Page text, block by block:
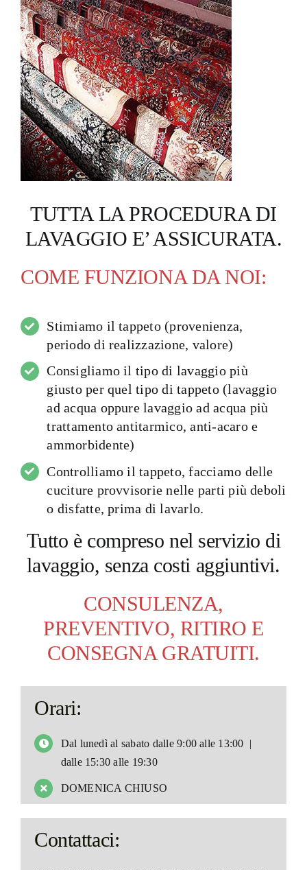
TUTTA LA PROCEDURA DI
LAVAGGIO E’ ASSICURATA.
COME FUNZIONA DA NOI:
Stimiamo il tappeto (provenienza,
periodo di realizzazione, valore)
Consigliamo il tipo di lavaggio più
giusto per quel tipo di tappeto (lavaggio
ad acqua oppure lavaggio ad acqua più
trattamento antitarmico, anti-acaro e
ammorbidente)
Controlliamo il tappeto, facciamo delle
cuciture provvisorie nelle parti più deboli
o disfatte, prima di lavarlo.
Tutto è compreso nel servizio di
lavaggio, senza costi aggiuntivi.
CONSULENZA,
PREVENTIVO, RITIRO E
CONSEGNA GRATUITI.
Orari:
Dal lunedì al sabato dalle 9:00 alle 13:00 |
dalle 15:30 alle 19:30
DOMENICA CHIUSO
Contattaci: